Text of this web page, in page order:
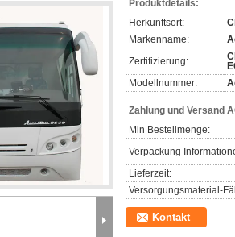
Produktdetails:
Herkunftsort:
Markenname:
Zertifizierung:
Modellnummer:
Zahlung und Versand
Min Bestellmenge:
Verpackung
Lieferzeit:
Versorgungsmaterial-
Kontakt